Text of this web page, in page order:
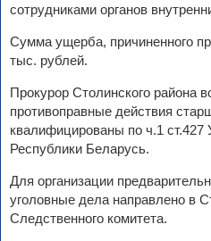
сотрудниками органов
Сумма ущерба, причиненного
тыс. рублей.
Прокурор Столинского района
противоправные действия
квалифицированы по ч.1 ст.427
Республики Беларусь.
Для организации
уголовные дела направлено в
Следственного комитета.